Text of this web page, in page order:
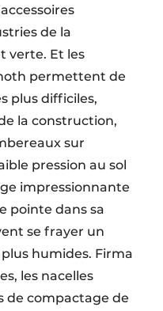
de la
verte. Et les
permettent de
plus difficiles,
la construction,
sur
pression au sol
impressionnante
pointe dans sa
se frayer un
humides. Firma
les nacelles
de compactage de